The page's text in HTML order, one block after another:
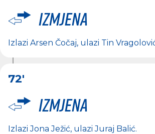
Izmjena
Izlazi Arsen Čočaj, ulazi Tin
72'
Izmjena
IzlaziJona Ježić, ulaziJuraj Balić.